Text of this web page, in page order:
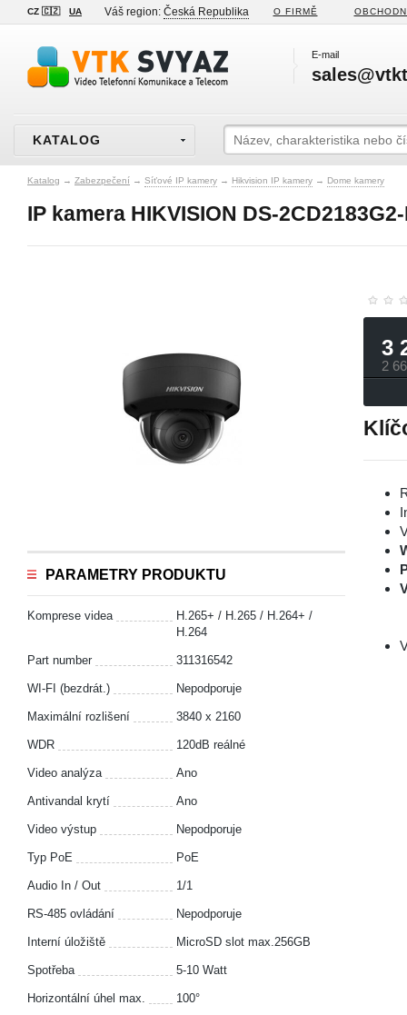
CZ 🇨🇿 UA Váš region: Česká Republika O FIRMĚ
E-mail
KATALOG
Katalog → Zabezpečení → Síťové IP kamery → Hikvision IP kamery → Dome kamery
IP kamera HIKVISION DS-
PARAMETRY PRODUKTU
Komprese videa
H.265+ / H.265 / H.264+ /
H.264
Part number 311316542
WI-FI (bezdrát.) Nepodporuje
Maximální rozlišení 3840 x 2160
WDR 120dB reálné
Video analýza Ano
Antivandal krytí Ano
Video výstup Nepodporuje
Typ PoE PoE
Audio In / Out 1/1
RS-485 ovládání Nepodporuje
Interní úložiště MicroSD slot max.256GB
Spotřeba 5-10 Watt
Horizontální úhel max. 100°
3
2